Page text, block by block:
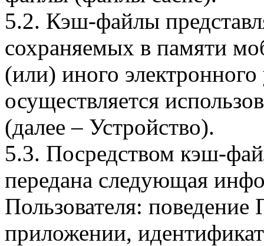
5.2. Кэш-файлы
сохраняемых в памяти
(или) иного электронного
осуществляется
(далее – Устройство).
5.3. Посредством кэш-
передана следующая
Пользователя:
приложении,